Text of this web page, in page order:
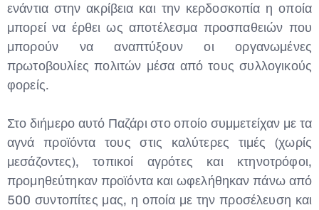
ενάντια στην ακρίβεια και την κερδοσκοπία η οποία
μπορεί να έρθει ως αποτέλεσμα προσπαθειών που
μπορούν να αναπτύξουν οι οργανωμένες
πρωτοβουλίες πολιτών μέσα από τους συλλογικούς
φορείς.
Στο διήμερο αυτό Παζάρι στο οποίο συμμετείχαν με τα
αγνά προϊόντα τους στις καλύτερες τιμές (χωρίς
μεσάζοντες), τοπικοί αγρότες και κτηνοτρόφοι,
προμηθεύτηκαν προϊόντα και ωφελήθηκαν πάνω από
500 συντοπίτες μας, η οποία με την προσέλευση και